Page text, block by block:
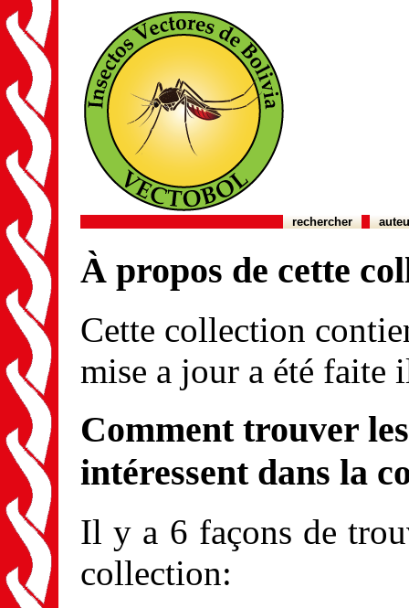
rechercher
À propos de cette
Cette collection
mise a jour a été faite
Comment trouver
intéressent dans la
Il y a 6 façons de
collection: